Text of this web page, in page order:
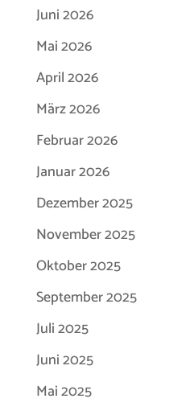
Juni 2026
Mai 2026
April 2026
März 2026
Februar 2026
Januar 2026
Dezember 2025
November 2025
Oktober 2025
September 2025
Juli 2025
Juni 2025
Mai 2025